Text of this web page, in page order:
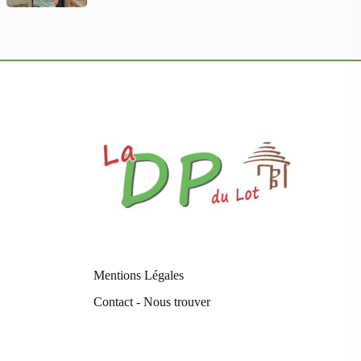
Mentions Légales
Contact - Nous trouver